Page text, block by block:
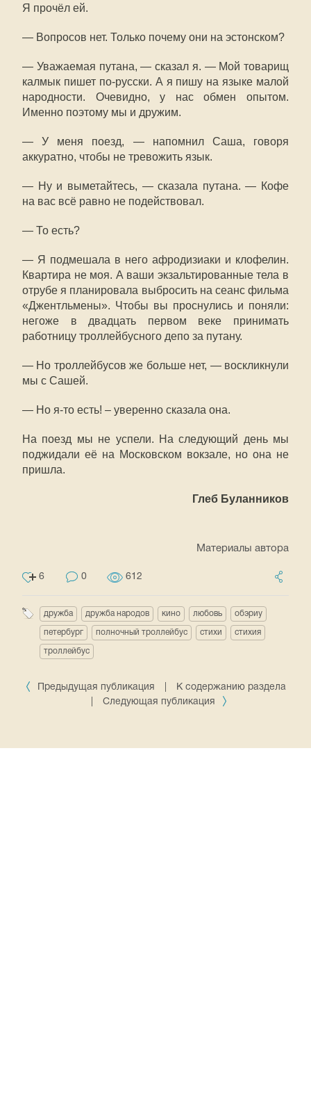
Я прочёл ей.
— Вопросов нет. Только почему они на эстонском?
— Уважаемая путана, — сказал я. — Мой товарищ
калмык пишет по-русски. А я пишу на языке малой
народности. Очевидно, у нас обмен опытом.
Именно поэтому мы и дружим.
— У меня поезд, — напомнил Саша, говоря
аккуратно, чтобы не тревожить язык.
— Ну и выметайтесь, — сказала путана. — Кофе
на вас всё равно не подействовал.
— То есть?
— Я подмешала в него афродизиаки и клофелин.
Квартира не моя. А ваши экзальтированные тела в
отрубе я планировала выбросить на сеанс фильма
«Джентльмены». Чтобы вы проснулись и поняли:
негоже в двадцать первом веке принимать
работницу троллейбусного депо за путану.
— Но троллейбусов же больше нет, — воскликнули
мы с Сашей.
— Но я-то есть! – уверенно сказала она.
На поезд мы не успели. На следующий день мы
поджидали её на Московском вокзале, но она не
пришла.
Глеб Буланников
Материалы автора
6 0 612
дружба дружба народов кино любовь обэриу
петербург полночный троллейбус стихи стихия
троллейбус
Предыдущая публикация
К содержанию раздела
Следующая публикация